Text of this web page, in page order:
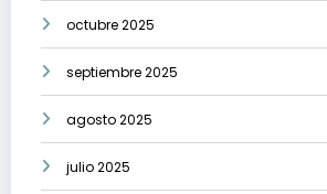
octubre 2025
septiembre 2025
agosto 2025
julio 2025